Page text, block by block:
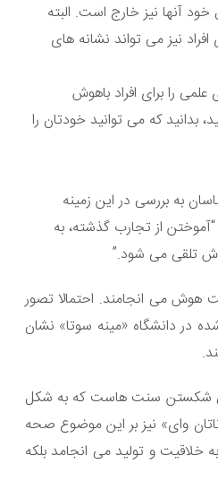
آنها نیز خارج است. البته
نیز می تواند نشانه های
را برای افراد باهوش
بدانید که می توانید خودتان را
به بررسی در این زمینه
از تجارب گذشته، به
تلقی می شود.”
هوش می انجامند. احتمالا تصور
در دانشگاه «مینه سوتا» نشان
شکستن سنت هاست که به شکل
وای» نیز بر این موضوع صحه
و تولید می انجامد بلکه